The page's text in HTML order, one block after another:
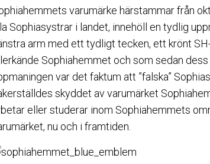
varumärke härstammar från
Sophiasystrar i landet, innehöll en tydlig
arm med ett tydligt tecken, ett krönt
Sophiahemmet och som sedan dess
var det faktum att ”falska”
skyddet av varumärket
eller studerar inom Sophiahemmets
nu och i framtiden.